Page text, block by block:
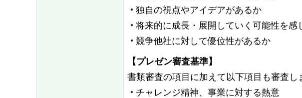
独自の視点やアイデアがあるか
将来的に成長・展開していく可能性を感
競争他社に対して優位性があるか
【プレゼン審査基準】
書類審査の項目に加えて以下項目も審査し
チャレンジ精神、事業に対する熱意